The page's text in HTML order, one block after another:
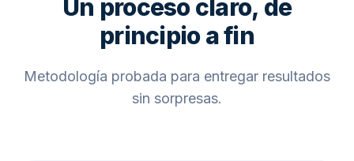
Un proceso claro, de
principio a fin
Metodología probada para entregar resultados
sin sorpresas.